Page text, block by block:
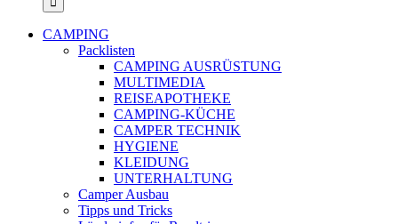
CAMPING
Packlisten
CAMPING AUSRÜSTUNG
MULTIMEDIA
REISEAPOTHEKE
CAMPING-KÜCHE
CAMPER TECHNIK
HYGIENE
KLEIDUNG
UNTERHALTUNG
Camper Ausbau
Tipps und Tricks